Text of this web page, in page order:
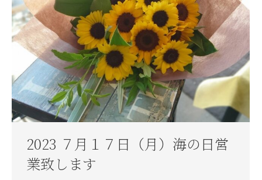
2023 ７月１７日（月）海の日営
業致します